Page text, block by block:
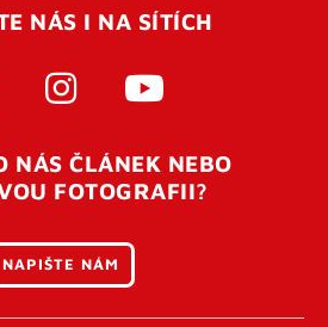
NÁS I NA SÍTÍCH
NÁS ČLÁNEK NEBO
FOTOGRAFII?
NAPIŠTE NÁM